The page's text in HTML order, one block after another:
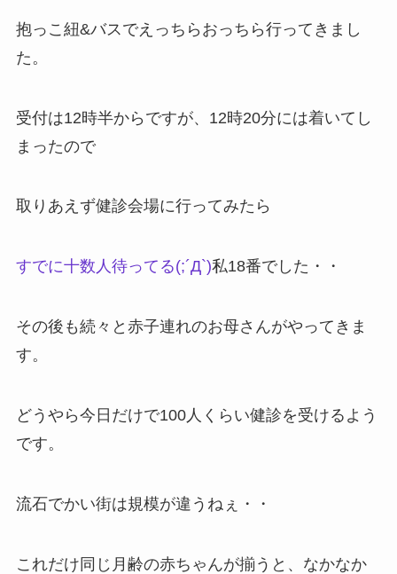
抱っこ紐&バスでえっちらおっちら行ってきまし
た。
受付は12時半からですが、12時20分には着いてし
まったので
取りあえず健診会場に行ってみたら
すでに十数人待ってる(;´Д`)私18番でした・・
その後も続々と赤子連れのお母さんがやってきま
す。
どうやら今日だけで100人くらい健診を受けるよう
です。
流石でかい街は規模が違うねぇ・・
これだけ同じ月齢の赤ちゃんが揃うと、なかなか